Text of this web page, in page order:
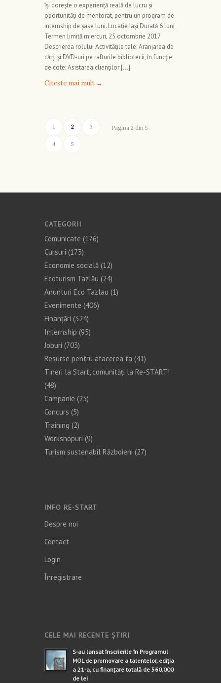
îşi dorește o experiență reală de lucru și
oportunități de mentorat, pentru un program de
internship de şase luni. Locație Iaşi Durată 6 luni
Termen limită miercuri, 25 octombrie 2017
Descrierea rolului Activităţile tale: Aranjarea de
cărţi şi DVD-uri pe rafturile bibliotecii, în funcţie
de cote; Asistarea clienţilor […]
Citește mai mult →
Pagina 2 din 5
1 2 3
4 5
CATEGORII
Comunicate (176)
Cursuri (173)
Economie socială (12)
Ecoturism Tazlău (24)
Anunturi Eco Tazlau (1)
Evenimente (406)
Finanţări (324)
Internship (95)
Joburi (703)
Resurse pentru afacerea ta (41)
Tineri la Start, comunități la Re-START!
(48)
Campanie (23)
Concurs (5)
Training (2)
Workshopuri (9)
Turism sustenabil Războieni (27)
INFO RE-START
Despre noi
Contact
Login
Înregistrare
CELE MAI RECENTE ȘTIRI
S-au lansat înscrierile în Programul
MOL de promovare a talentelor, ediția
a 21-a, cu finanțare totală de 560.000
de lei